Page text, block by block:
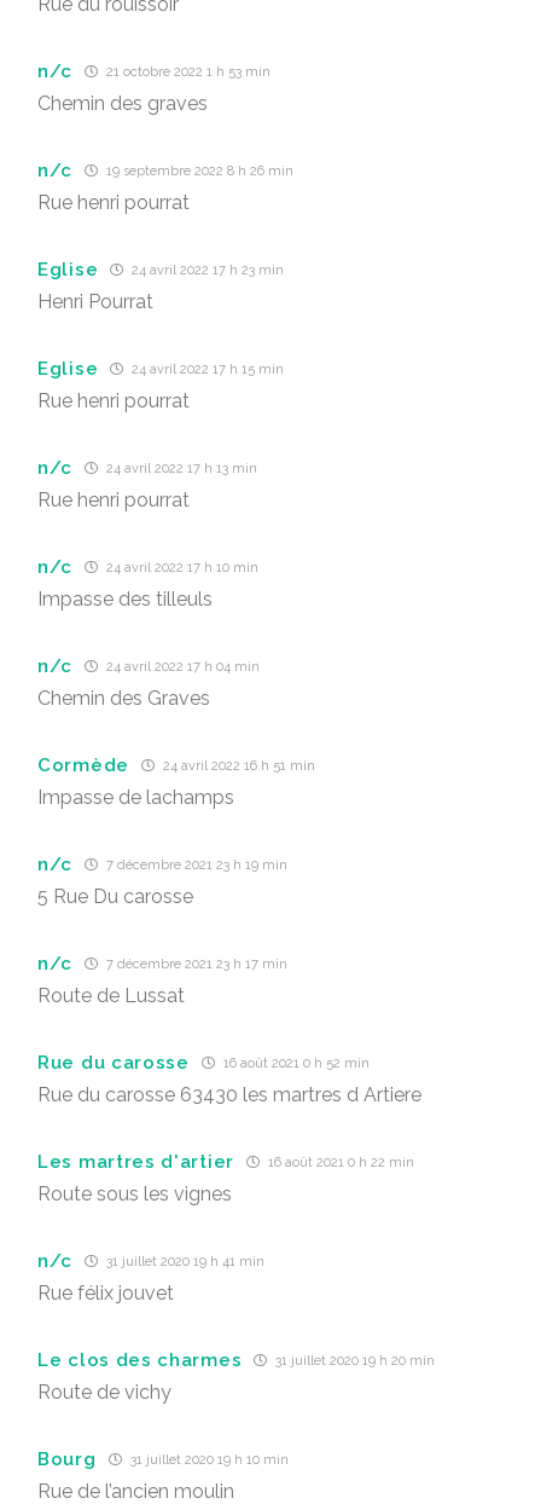
n/c 21 octobre 2022 1 h 53 min
Chemin des graves
n/c 19 septembre 2022 8 h 26 min
Rue henri pourrat
Eglise 24 avril 2022 17 h 23 min
Henri Pourrat
Eglise 24 avril 2022 17 h 15 min
Rue henri pourrat
n/c 24 avril 2022 17 h 13 min
Rue henri pourrat
n/c 24 avril 2022 17 h 10 min
Impasse des tilleuls
n/c 24 avril 2022 17 h 04 min
Chemin des Graves
Cormède 24 avril 2022 16 h 51 min
Impasse de lachamps
n/c 7 décembre 2021 23 h 19 min
5 Rue Du carosse
n/c 7 décembre 2021 23 h 17 min
Route de Lussat
Rue du carosse 16 août 2021 0 h 52 min
Rue du carosse 63430 les martres d Artiere
Les martres d'artier 16 août 2021 0 h 22 min
Route sous les vignes
n/c 31 juillet 2020 19 h 41 min
Rue félix jouvet
Le clos des charmes 31 juillet 2020 19 h 20 min
Route de vichy
Bourg 31 juillet 2020 19 h 10 min
Rue de l’ancien moulin